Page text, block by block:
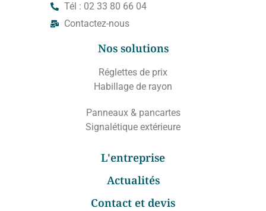
Tél : 02 33 80 66 04
Contactez-nous
Nos solutions
Réglettes de prix
Habillage de rayon
Panneaux & pancartes
Signalétique extérieure
L'entreprise
Actualités
Contact et devis